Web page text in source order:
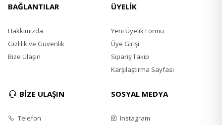
BAĞLANTILAR
Hakkımızda
Gizlilik ve Güvenlik
Bize Ulaşın
ÜYELİK
Yeni Üyelik Formu
Üye Girişi
Sipariş Takip
Karşılaştırma Sayfası
BİZE ULAŞIN
Telefon
SOSYAL MEDYA
Instagram